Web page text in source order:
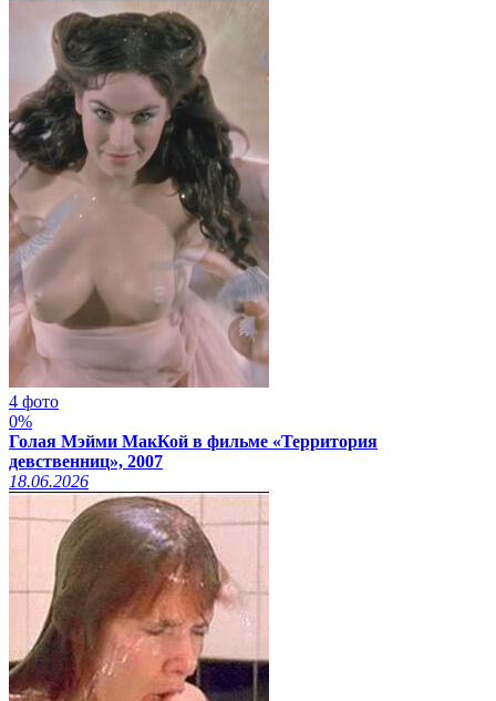
4 фото
0%
Голая Мэйми МакКой в фильме «Территория
девственниц», 2007
18.06.2026